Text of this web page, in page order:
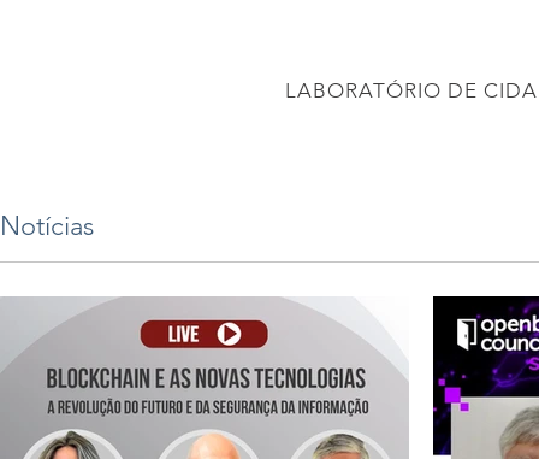
LABORATÓRIO DE
Notícias